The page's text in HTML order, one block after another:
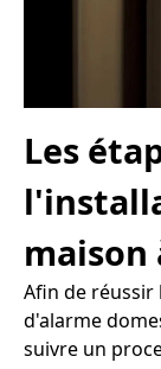
Les
maison
Afin de réussir
d'alarme
suivre un